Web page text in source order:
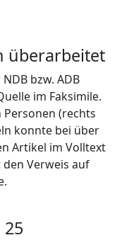
überarbeitet
bzw. ADB
im Faksimile.
(rechts
konnte bei über
Artikel im Volltext
Verweis auf